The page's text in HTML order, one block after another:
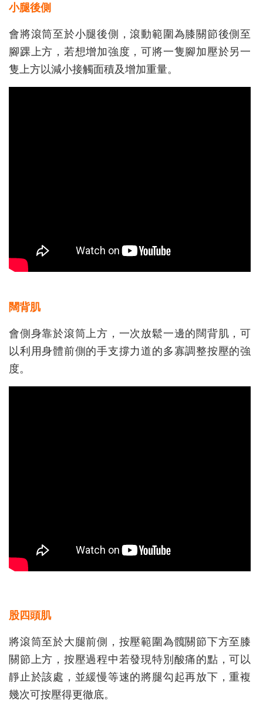
小腿後側
會將滾筒至於小腿後側，滾動範圍為膝關節後側至
腳踝上方，若想增加強度，可將一隻腳加壓於另一
隻上方以減小接觸面積及增加重量。
闊背肌
會側身靠於滾筒上方，一次放鬆一邊的闊背肌，可
以利用身體前側的手支撐力道的多寡調整按壓的強
度。
股四頭肌
將滾筒至於大腿前側，按壓範圍為髖關節下方至膝
關節上方，按壓過程中若發現特別酸痛的點，可以
靜止於該處，並緩慢等速的將腿勾起再放下，重複
幾次可按壓得更徹底。